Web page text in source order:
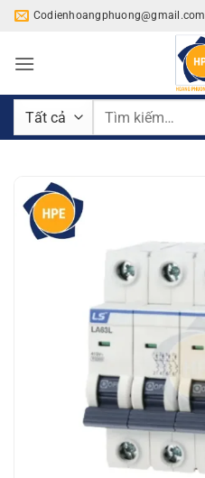
Bỏ
nội
Codienhoangphuong@gmail.com
Tìm